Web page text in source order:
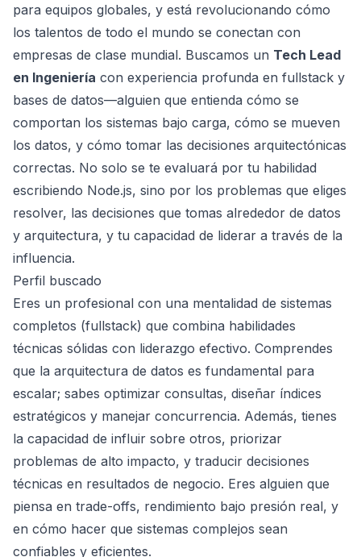
para equipos globales, y está revolucionando cómo
los talentos de todo el mundo se conectan con
empresas de clase mundial. Buscamos un Tech Lead
en Ingeniería con experiencia profunda en fullstack y
bases de datos—alguien que entienda cómo se
comportan los sistemas bajo carga, cómo se mueven
los datos, y cómo tomar las decisiones arquitectónicas
correctas. No solo se te evaluará por tu habilidad
escribiendo Node.js, sino por los problemas que eliges
resolver, las decisiones que tomas alrededor de datos
y arquitectura, y tu capacidad de liderar a través de la
influencia.
Perfil buscado
Eres un profesional con una mentalidad de sistemas
completos (fullstack) que combina habilidades
técnicas sólidas con liderazgo efectivo. Comprendes
que la arquitectura de datos es fundamental para
escalar; sabes optimizar consultas, diseñar índices
estratégicos y manejar concurrencia. Además, tienes
la capacidad de influir sobre otros, priorizar
problemas de alto impacto, y traducir decisiones
técnicas en resultados de negocio. Eres alguien que
piensa en trade-offs, rendimiento bajo presión real, y
en cómo hacer que sistemas complejos sean
confiables y eficientes.